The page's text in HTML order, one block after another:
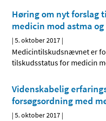
Høring om nyt forslag
medicin mod astma og
|5. oktober 2017 |
Medicintilskudsnævnet er
tilskudsstatus for medicin
Videnskabelig
forsøgsordning med
|5. oktober 2017 |